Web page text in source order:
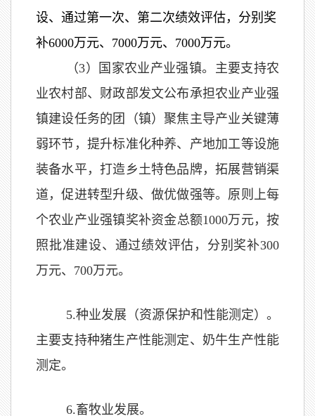
设、通过第一次、第二次绩效评估，分别奖
补6000万元、 7000万元、 7000万元。
（3）国家农业产业强镇。主要支持农
业农村部、财政部发文公布承担农业产业强
镇建设任务的团（镇）聚焦主导产业关键薄
弱环节，提升标准化种养、产地加工等设施
装备水平，打造乡土特色品牌，拓展营销渠
道，促进转型升级、做优做强等。原则上每
个农业产业强镇奖补资金总额1000万元，按
照批准建设、通过绩效评估，分别奖补300
万元、700万元。
5.种业发展（资源保护和性能测定）。
主要支持种猪生产性能测定、奶牛生产性能
测定。
6.畜牧业发展。